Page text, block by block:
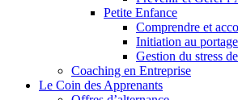
Petite Enfance
Comprendre et
Initiation au
Gestion du stress
Coaching en Entreprise
Le Coin des Apprenants